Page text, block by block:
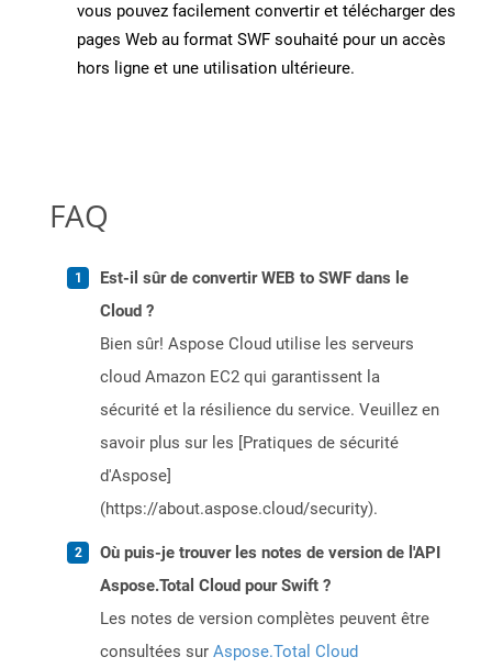
vous pouvez facilement convertir et télécharger des
pages Web au format SWF souhaité pour un accès
hors ligne et une utilisation ultérieure.
FAQ
Est-il sûr de convertir WEB to SWF dans le
Cloud ?
Bien sûr! Aspose Cloud utilise les serveurs
cloud Amazon EC2 qui garantissent la
sécurité et la résilience du service. Veuillez en
savoir plus sur les [Pratiques de sécurité
d'Aspose]
(https://about.aspose.cloud/security).
Où puis-je trouver les notes de version de l'API
Aspose.Total Cloud pour Swift ?
Les notes de version complètes peuvent être
consultées sur Aspose.Total Cloud